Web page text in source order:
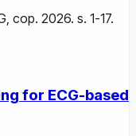
cop. 2026. s. 1-17.
for ECG-based